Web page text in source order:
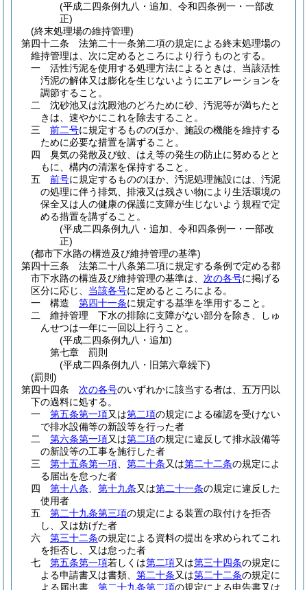
(平成二四条例九八・追加、令和四条例一・一部改
正)
(終末処理場の維持管理)
第四十二条
法第二十一条第二項の規定による終末処理場の
維持管理は、次に定めるところにより行うものとする。
一
活性汚泥を使用する処理方法によるときは、当該活性
汚泥の解体又は膨化を生じないようにエアレーションを
調節すること。
二
沈砂池又は沈殿池のどろために砂、汚泥等が満ちたと
きは、速やかにこれを除去すること。
三
前二号に規定するもののほか、施設の機能を維持する
ために必要な措置を講ずること。
四
臭気の発散及び蚊、はえ等の発生の防止に努めるとと
もに、構内の清潔を保持すること。
五
前号に規定するもののほか、汚泥処理施設には、汚泥
の処理に伴う排気、排液又は残さい物により生活環境の
保全又は人の健康の保護に支障が生じないよう規程で定
める措置を講ずること。
(平成二四条例九八・追加、令和四条例一・一部改
正)
(都市下水路の構造及び維持管理の基準)
第四十三条
法第二十八条第二項に規定する条例で定める都
市下水路の構造及び維持管理の基準は、 次の各号に掲げる
区分に応じ、 当該各号に定めるところによる。
一
構造 第四十一条に規定する基準を準用すること。
二
維持管理 下水の排除に支障がない部分を除き、しゅ
んせつは一年に一回以上行うこと。
(平成二四条例九八・追加)
第七章
罰則
(平成二四条例九八・旧第六章繰下)
(罰則)
第四十四条
次の各号のいずれかに該当する者は、五万円以
下の過料に処する。
一
第五条第一項又は第二項の規定による確認を受けない
で排水設備等の新設等を行った者
二
第六条第一項又は第二項の規定に違反して排水設備等
の新設等の工事を施行した者
三
第十五条第一項 第二十条又は第二十二条の規定によ
る届出を怠った者
四
第十八条 第十九条又は第二十一条の規定に違反した
使用者
五
第二十九条第三項の規定による装置の取付けを拒否
し、又は妨げた者
六
第三十二条の規定による資料の提出を求められてこれ
を拒否し、又は怠った者
七
第五条第一項若しくは第二項又は第三十四条の規定に
よる申請書又は書類、 第二十条又は第二十二条の規定に
よる届出書、 第二十九条第二項の規定による申告書又は